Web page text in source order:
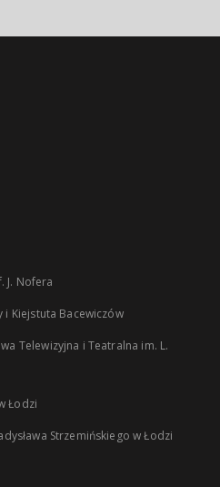
J. Nofera
i Kiejstuta Bacewiczów
Telewizyjna i Teatralna im. L.
Łodzi
Strzemińskiego w Łodzi